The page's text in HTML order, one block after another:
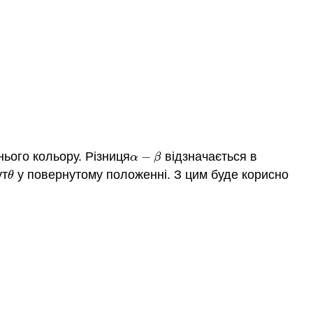
кольору. Різницяα − β
α−β
відзначається в
θ
θ у повернутому положенні. З цим буде корисно